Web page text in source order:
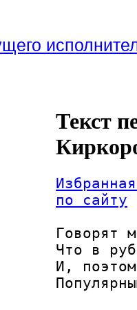
Текст
по сайту
Говорят
Что в
И,